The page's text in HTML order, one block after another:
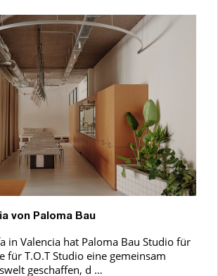
von Paloma Bau
in Valencia hat Paloma Bau Studio für
für T.O.T Studio eine gemeinsam
geschaffen, d …